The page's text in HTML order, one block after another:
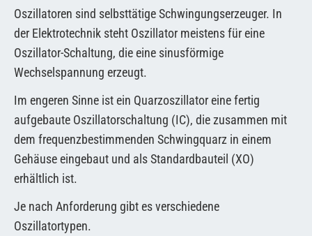
Oszillatoren sind selbsttätige Schwingungserzeuger. In
der Elektrotechnik steht Oszillator meistens für eine
Oszillator-Schaltung, die eine sinusförmige
Wechselspannung erzeugt.
Im engeren Sinne ist ein Quarzoszillator eine fertig
aufgebaute Oszillatorschaltung (IC), die zusammen mit
dem frequenzbestimmenden Schwingquarz in einem
Gehäuse eingebaut und als Standardbauteil (XO)
erhältlich ist.
Je nach Anforderung gibt es verschiedene
Oszillatortypen.